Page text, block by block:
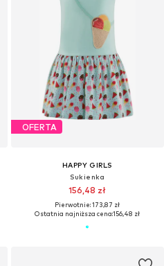
OFERTA
HAPPY GIRLS
Sukienka
156,48 zł
Pierwotnie: 173,87 zł
Ostatnia najniższa cena:156,48 zł